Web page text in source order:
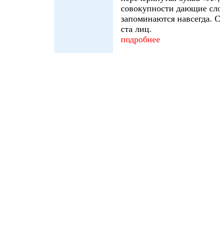
совокупности дающие
запоминаются навсегда.
ста лиц.
подробнее